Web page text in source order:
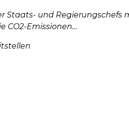
und Regierungschefs
CO2-Emissionen…